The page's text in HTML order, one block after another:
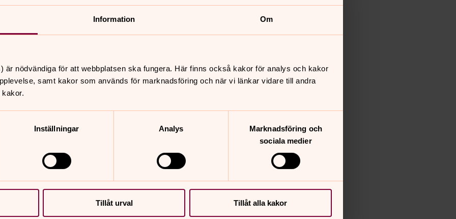
Information Om
är nödvändiga för att webbplatsen ska fungera. Här finns också kakor för analys och kakor
samt kakor som används för marknadsföring och när vi länkar vidare till andra
Inställningar Analys
Marknadsföring och
sociala medier
Tillåt urval Tillåt alla kakor
för inställningar.